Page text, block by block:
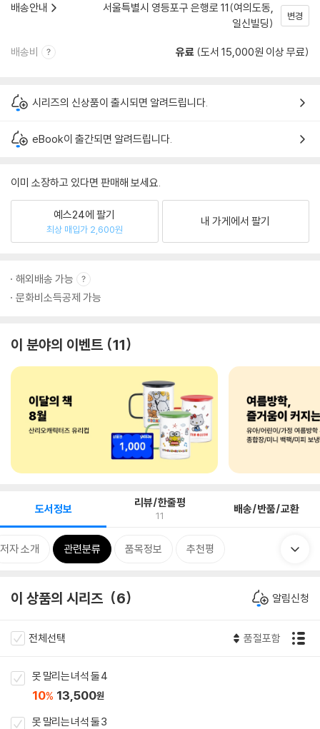
배송안내
서울특별시 영등포구 은행로 11(여의도동,
일신빌딩)
변경
배송비 유료 (도서 15,000원 이상 무료)
시리즈의 신상품이 출시되면 알려드립니다.
eBook이 출간되면 알려드립니다.
이미 소장하고 있다면 판매해 보세요.
예스24에 팔기
최상 매입가 2,600원
내 가게에서 팔기
해외배송 가능
문화비소득공제 가능
이 분야의 이벤트 11
도서정보 리뷰/한줄평
11 배송/반품/교환
저자 소개 관련분류 품목정보 추천평
이 상품의 시리즈 6 알림신청
전체선택 품절포함
못 말리는 녀석 둘 4
10% 13,500원
못 말리는 녀석 둘 3